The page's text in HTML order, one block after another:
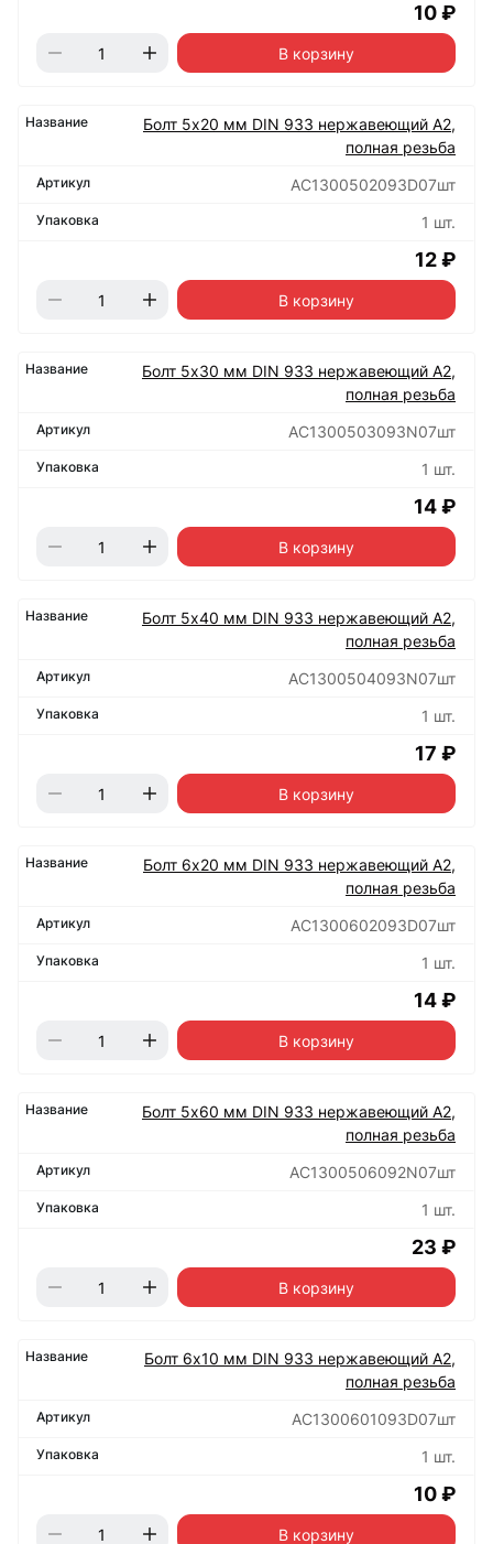
10 ₽
В корзину
Болт 5х20 мм DIN 933 нержавеющий А2,
полная резьба
АС1300502093D07шт
1 шт.
12 ₽
В корзину
Болт 5х30 мм DIN 933 нержавеющий А2,
полная резьба
АС1300503093N07шт
1 шт.
14 ₽
В корзину
Болт 5х40 мм DIN 933 нержавеющий А2,
полная резьба
АС1300504093N07шт
1 шт.
17 ₽
В корзину
Болт 6х20 мм DIN 933 нержавеющий А2,
полная резьба
АС1300602093D07шт
1 шт.
14 ₽
В корзину
Болт 5х60 мм DIN 933 нержавеющий А2,
полная резьба
АС1300506092N07шт
1 шт.
23 ₽
В корзину
Болт 6х10 мм DIN 933 нержавеющий А2,
полная резьба
АС1300601093D07шт
1 шт.
10 ₽
В корзину